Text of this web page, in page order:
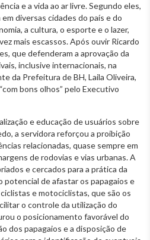
e a vida ao ar livre. Segundo eles,
diversas cidades do país e do
a cultura, o esporte e o lazer,
mais escassos. Após ouvir Ricardo
que defenderam a aprovação da
inclusive internacionais, na
da Prefeitura de BH, Laila Oliveira,
bons olhos” pelo Executivo
e educação de usuários sobre
a servidora reforçou a proibição
relacionadas, quase sempre em
de rodovias e vias urbanas. A
e cercados para a prática da
potencial de afastar os papagaios e
e motociclistas, que são os
o controle da utilização do
o posicionamento favorável do
dos papagaios e a disposição de